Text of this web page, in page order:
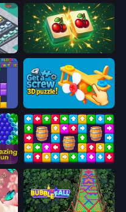
Mahjong Puzzle: Tile Match
Get a Screw: 3D Puzzle!
Tap Away Story